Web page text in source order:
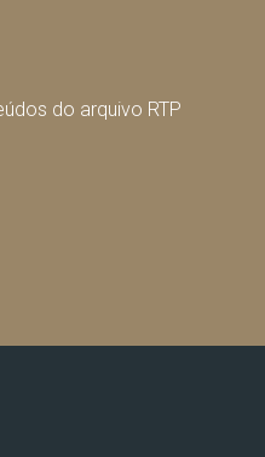
do arquivo RTP